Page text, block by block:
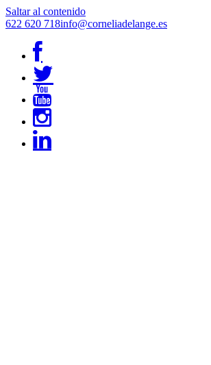
Saltar al contenido
622 620 718info@corneliadelange.es